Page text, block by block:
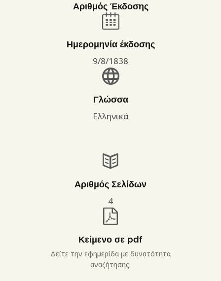
Αριθμός Έκδοσης
Ημερομηνία έκδοσης
9/8/1838
Γλώσσα
Ελληνικά
Αριθμός Σελίδων
4
Κείμενο σε pdf
Δείτε την εφημερίδα με δυνατότητα
αναζήτησης.